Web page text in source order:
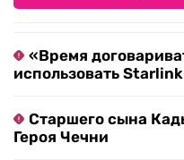
«Время
использовать
Старшего сына
Героя Чечни